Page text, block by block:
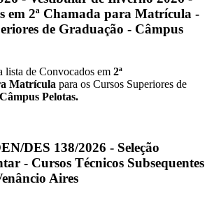
em 2ª Chamada para Matrícula -
de Graduação - Câmpus
lista de Convocados em 2ª
Matrícula para os Cursos Superiores de
Câmpus Pelotas.
DES 138/2026 - Seleção
- Cursos Técnicos Subsequentes
Aires